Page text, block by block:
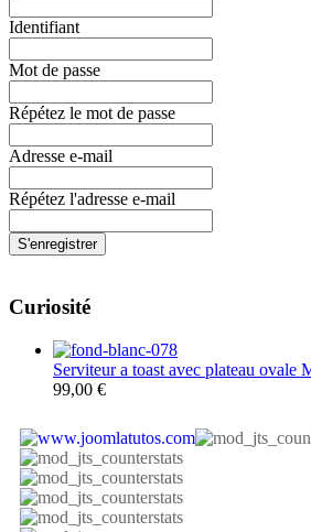
Identifiant
Mot de passe
Répétez le mot de passe
Adresse e-mail
Répétez l'adresse e-mail
S'enregistrer
Curiosité
Serviteur a toast avec plateau ovale
99,00 €